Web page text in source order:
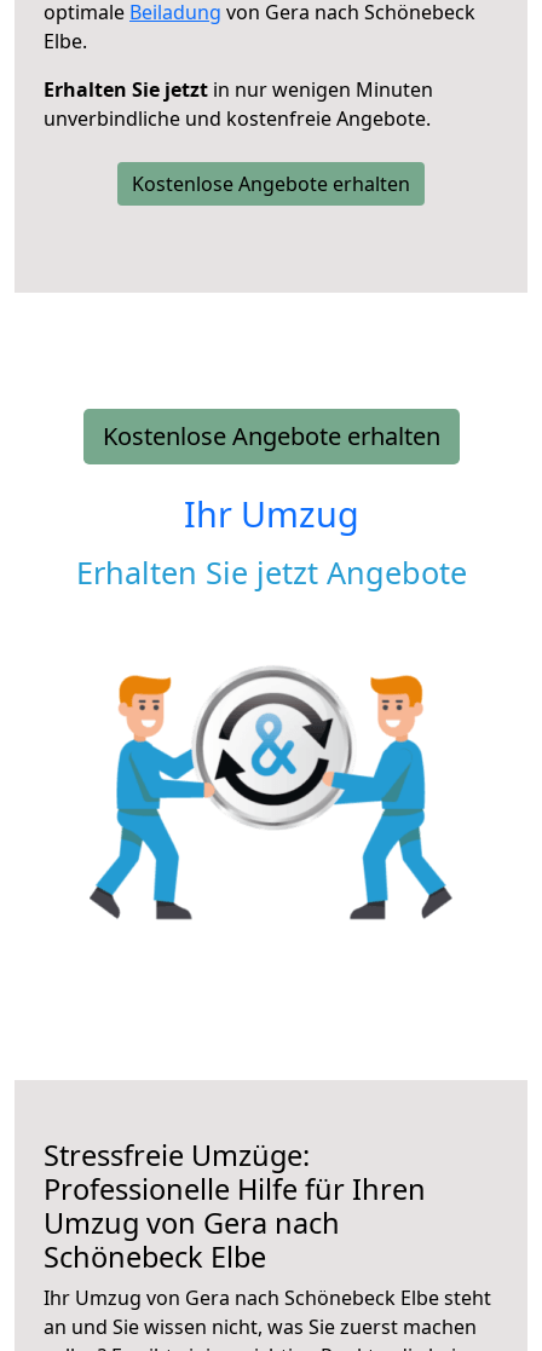
optimale Beiladung von Gera nach Schönebeck
Elbe.
Erhalten Sie jetzt in nur wenigen Minuten
unverbindliche und kostenfreie Angebote.
Kostenlose Angebote erhalten
Kostenlose Angebote erhalten
Ihr Umzug
Erhalten Sie jetzt Angebote
Stressfreie Umzüge:
Professionelle Hilfe für Ihren
Umzug von Gera nach
Schönebeck Elbe
Ihr Umzug von Gera nach Schönebeck Elbe steht
an und Sie wissen nicht, was Sie zuerst machen